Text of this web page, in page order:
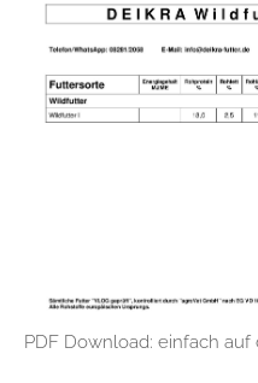
PDF Download: einfach